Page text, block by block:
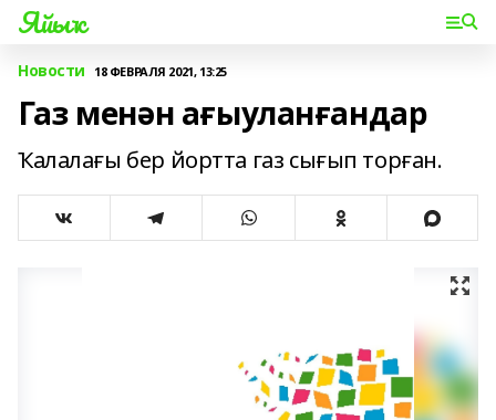
Яйыҡ
Новости 18 ФЕВРАЛЯ 2021, 13:25
Газ менән ағыуланғандар
Ҡалалағы бер йортта газ сығып торған.